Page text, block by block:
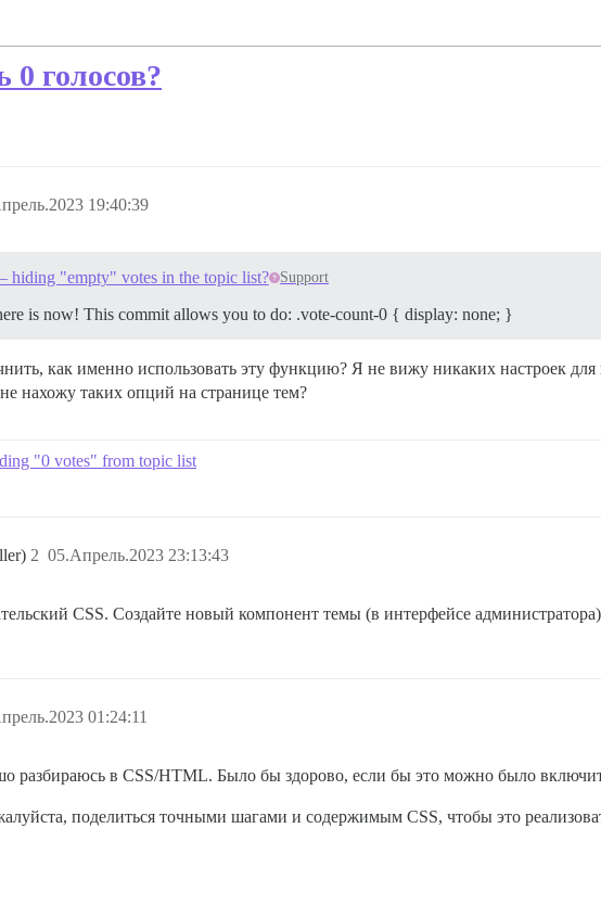
голосов?
19:40:39
"empty" votes in the topic list? Support
is now! This commit allows you to do: .vote-count-0 { display: none; }
как именно использовать эту функцию? Я не вижу никаких настроек для
нахожу таких опций на странице тем?
"0 votes" from topic list
05.Апрель.2023 23:13:43
2
CSS. Создайте новый компонент темы (в интерфейсе
01:24:11
разбираюсь в CSS/HTML. Было бы здорово, если бы это можно было
поделиться точными шагами и содержимым CSS, чтобы это